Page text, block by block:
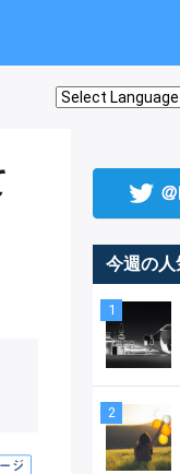
今週の人
1
2